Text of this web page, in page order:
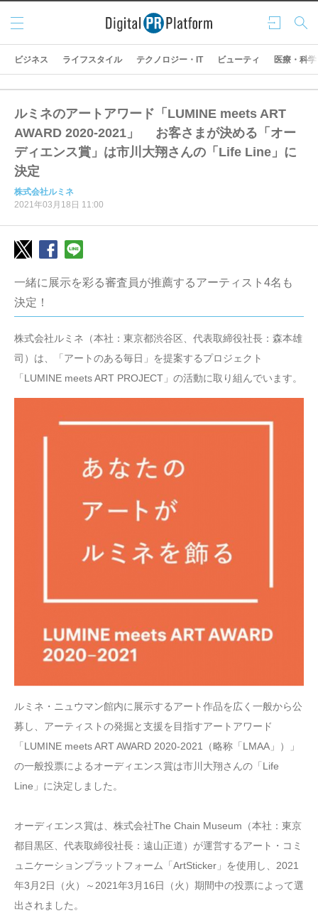
ログ
イン
検索
メニ
ュー
ビジネス ライフスタイル テクノロジー・IT ビューティ 医療・科学
ルミネのアートアワード「LUMINE meets ART
AWARD 2020-2021」 お客さまが決める「オー
ディエンス賞」は市川大翔さんの「Life Line」に
決定
株式会社ルミネ
2021年03月18日 11:00
一緒に展示を彩る審査員が推薦するアーティスト4名も
決定！
株式会社ルミネ（本社：東京都渋谷区、代表取締役社長：森本雄
司）は、「アートのある毎日」を提案するプロジェクト
「LUMINE meets ART PROJECT」の活動に取り組んでいます。
ルミネ・ニュウマン館内に展示するアート作品を広く一般から公
募し、アーティストの発掘と支援を目指すアートアワード
「LUMINE meets ART AWARD 2020-2021（略称「LMAA」）」
の一般投票によるオーディエンス賞は市川大翔さんの「Life
Line」に決定しました。
オーディエンス賞は、株式会社The Chain Museum（本社：東京
都目黒区、代表取締役社長：遠山正道）が運営するアート・コミ
ュニケーションプラットフォーム「ArtSticker」を使用し、2021
年3月2日（火）～2021年3月16日（火）期間中の投票によって選
出されました。